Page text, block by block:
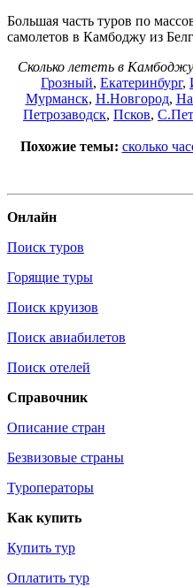
Большая часть туров по
самолетов в Камбоджу из
Сколько лететь в Камбоджу
Грозный, Екатеринбург,
Мурманск, Н.Новгород,
Петрозаводск, Псков,
Похожие темы: сколько
Онлайн
Поиск туров
Горящие туры
Поиск круизов
Поиск авиабилетов
Поиск отелей
Справочник
Описание стран
Безвизовые страны
Туроператоры
Как купить
Купить тур
Оплатить тур